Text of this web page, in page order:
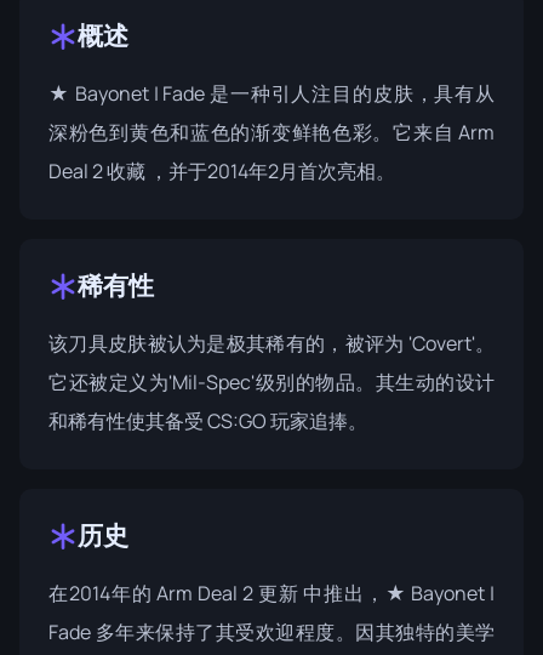
概述
★ Bayonet | Fade 是一种引人注目的皮肤，具有从
深粉色到黄色和蓝色的渐变鲜艳色彩。它来自 Arm
Deal 2 收藏 ，并于2014年2月首次亮相。
稀有性
该刀具皮肤被认为是极其稀有的，被评为 'Covert'。
它还被定义为'Mil-Spec'级别的物品。其生动的设计
和稀有性使其备受 CS:GO 玩家追捧。
历史
在2014年的Arm Deal 2 更新 中推出，★ Bayonet |
Fade 多年来保持了其受欢迎程度。因其独特的美学